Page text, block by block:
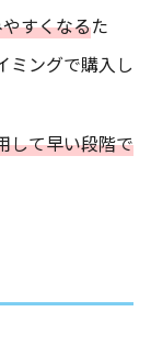
すくなるた
ミングで購入し
して早い段階で